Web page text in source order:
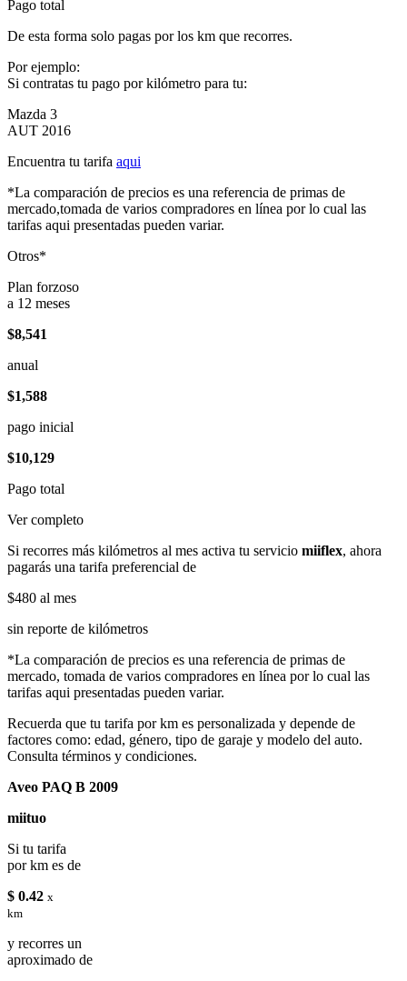
Pago total
De esta forma solo pagas por los km que recorres.
Por ejemplo:
Si contratas tu pago por kilómetro para tu:
Mazda 3
AUT 2016
Encuentra tu tarifa aqui
*La comparación de precios es una referencia de primas de
mercado,tomada de varios compradores en línea por lo cual las
tarifas aqui presentadas pueden variar.
Otros*
Plan forzoso
a 12 meses
$8,541
anual
$1,588
pago inicial
$10,129
Pago total
Ver completo
Si recorres más kilómetros al mes activa tu servicio miiflex, ahora
pagarás una tarifa preferencial de
$480 al mes
sin reporte de kilómetros
*La comparación de precios es una referencia de primas de
mercado, tomada de varios compradores en línea por lo cual las
tarifas aqui presentadas pueden variar.
Recuerda que tu tarifa por km es personalizada y depende de
factores como: edad, género, tipo de garaje y modelo del auto.
Consulta términos y condiciones.
Aveo PAQ B 2009
miituo
Si tu tarifa
por km es de
$ 0.42 x
km
y recorres un
aproximado de